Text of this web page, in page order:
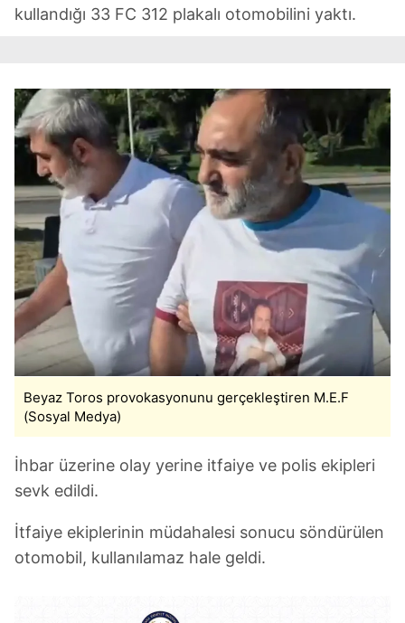
kullandığı 33 FC 312 plakalı otomobilini yaktı.
Beyaz Toros provokasyonunu gerçekleştiren M.E.F
(Sosyal Medya)
İhbar üzerine olay yerine itfaiye ve polis ekipleri
sevk edildi.
İtfaiye ekiplerinin müdahalesi sonucu söndürülen
otomobil, kullanılamaz hale geldi.